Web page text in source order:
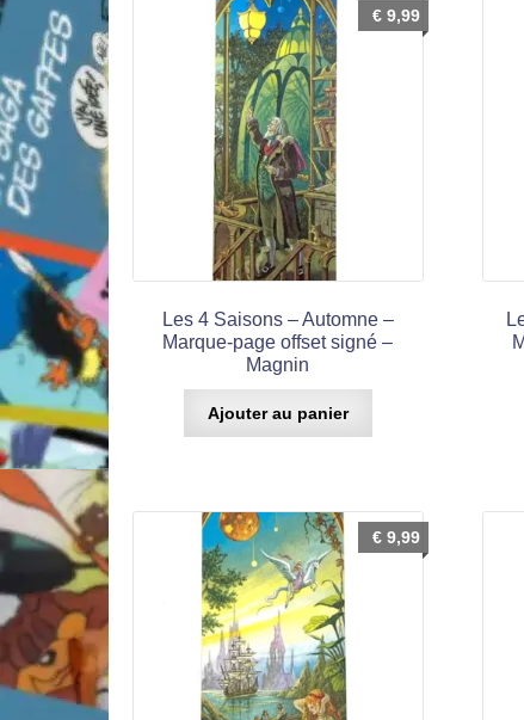
Les 4 Saisons – Automne –
Marque-page offset signé –
Magnin
€9,99
Ajouter au panier
€9,99